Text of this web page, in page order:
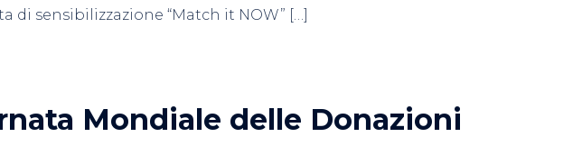
di sensibilizzazione “Match it NOW” […]
Mondiale delle Donazioni